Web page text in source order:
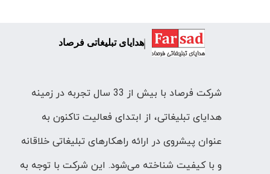
هدایای تبلیغاتی فرصاد
شرکت فرصاد با بیش از 33 سال تجربه در زمینه
هدایای تبلیغاتی، از ابتدای فعالیت تاکنون به
عنوان پیشروی در ارائه راهکارهای تبلیغاتی خلاقانه
و با کیفیت شناخته می‌شود. این شرکت با توجه به